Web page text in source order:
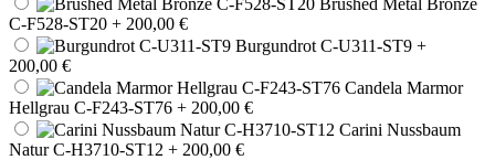
C-F528-ST20 + 200,00 €
Burgundrot C-U311-ST9 +
200,00 €
Candela Marmor
Hellgrau C-F243-ST76 + 200,00 €
Carini Nussbaum
Natur C-H3710-ST12 + 200,00 €